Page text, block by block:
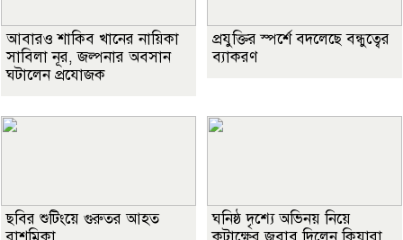
আবারও শাকিব খানের নায়িকা
সাবিলা নূর, জল্পনার অবসান
ঘটালেন প্রযোজক
প্রযুক্তির স্পর্শে বদলেছে বন্ধুত্বের
ব্যাকরণ
ছবির শুটিংয়ে গুরুতর আহত
ঘনিষ্ঠ দৃশ্যে অভিনয় নিয়ে